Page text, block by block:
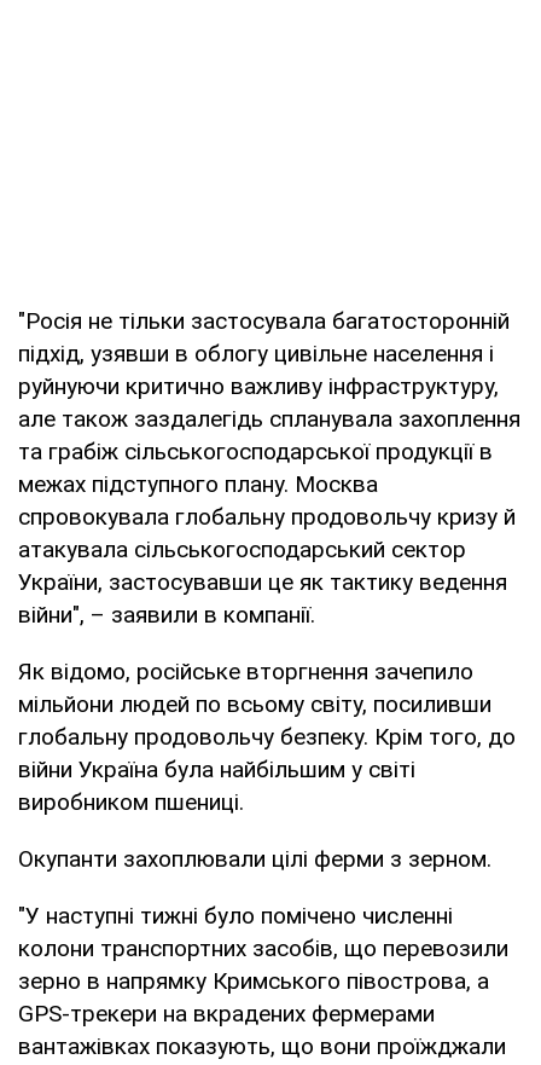
"Росія не тільки застосувала багатосторонній
підхід, узявши в облогу цивільне населення і
руйнуючи критично важливу інфраструктуру,
але також заздалегідь спланувала захоплення
та грабіж сільськогосподарської продукції в
межах підступного плану. Москва
спровокувала глобальну продовольчу кризу й
атакувала сільськогосподарський сектор
України, застосувавши це як тактику ведення
війни", – заявили в компанії.
Як відомо, російське вторгнення зачепило
мільйони людей по всьому світу, посиливши
глобальну продовольчу безпеку. Крім того, до
війни Україна була найбільшим у світі
виробником пшениці.
Окупанти захоплювали цілі ферми з зерном.
"У наступні тижні було помічено численні
колони транспортних засобів, що перевозили
зерно в напрямку Кримського півострова, а
GPS-трекери на вкрадених фермерами
вантажівках показують, що вони проїжджали